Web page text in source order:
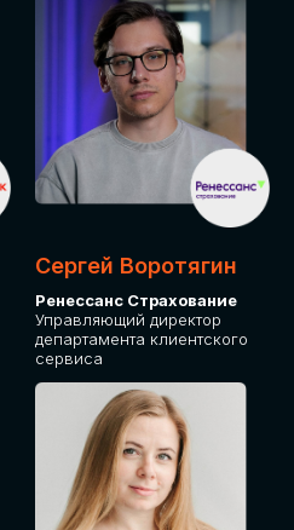
Сергей Воротягин
Ренессанс Страхование
Управляющий директор
департамента клиентского
сервиса